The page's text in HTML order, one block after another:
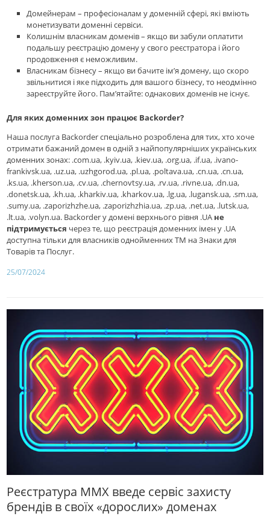
Домейнерам – професіоналам у доменній сфері, які вміють
монетизувати доменні сервіси.
Колишнім власникам доменів – якщо ви забули оплатити
подальшу реєстрацію домену у свого реєстратора і його
продовження є неможливим.
Власникам бізнесу – якщо ви бачите ім’я домену, що скоро
звільнитися і яке підходить для вашого бізнесу, то неодмінно
зареєструйте його. Пам’ятайте: однакових доменів не існує.
Для яких доменних зон працює Backorder?
Наша послуга Backorder спеціально розроблена для тих, хто хоче
отримати бажаний домен в одній з найпопулярніших українських
доменних зонах: .com.ua, .kyiv.ua, .kiev.ua, .org.ua, .if.ua, .ivano-
frankivsk.ua, .uz.ua, .uzhgorod.ua, .pl.ua, .poltava.ua, .cn.ua, .cn.ua,
.ks.ua, .kherson.ua, .cv.ua, .chernovtsy.ua, .rv.ua, .rivne.ua, .dn.ua,
.donetsk.ua, .kh.ua, .kharkiv.ua, .kharkov.ua, .lg.ua, .lugansk.ua, .sm.ua,
.sumy.ua, .zaporizhzhe.ua, .zaporizhzhia.ua, .zp.ua, .net.ua, .lutsk.ua,
.lt.ua, .volyn.ua. Backorder у домені верхнього рівня .UA не
підтримується через те, що реєстрація доменних імен у .UA
доступна тільки для власників однойменних ТМ на Знаки для
Товарів та Послуг.
25/07/2024
Реєстратура MMX введе сервіс захисту
брендів в своїх «дорослих» доменах